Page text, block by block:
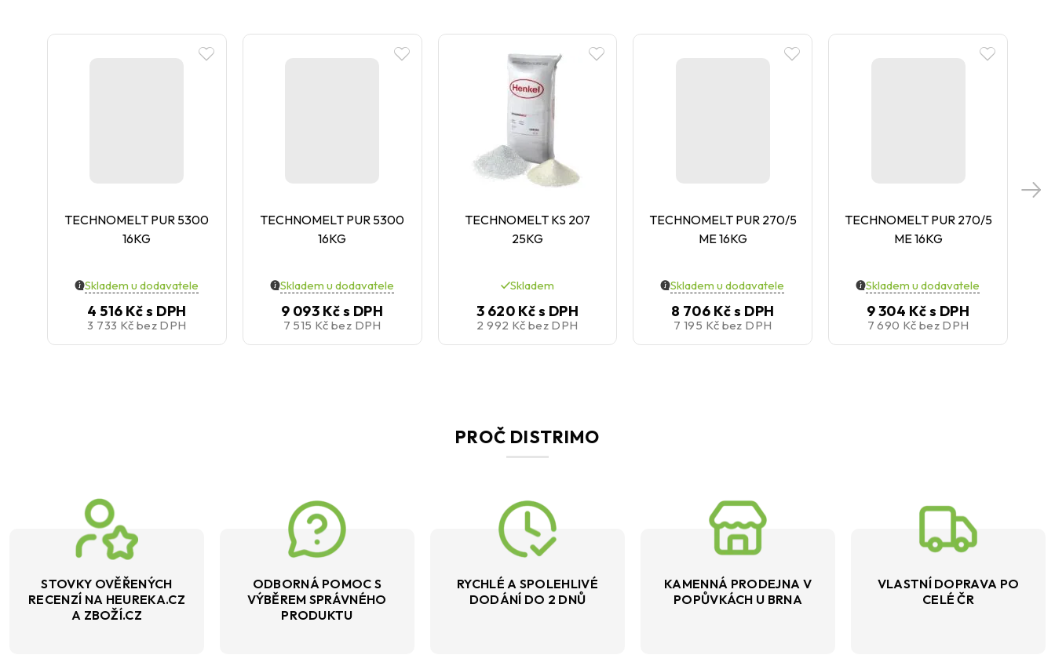
TECHNOMELT PUR 5300
16KG
Skladem u dodavatele
4 516 Kčs DPH
3 733 Kč bez DPH
TECHNOMELT PUR 5300
16KG
Skladem u dodavatele
9 093 Kčs DPH
7 515 Kčbez DPH
TECHNOMELT KS 207
25KG
Skladem
3 620 Kčs DPH
2 992 Kč bez DPH
TECHNOMELT PUR 270/5
ME 16KG
Skladem u dodavatele
8 706 Kčs DPH
7 195 Kč bez DPH
TECHNOMELT PUR 270/5
ME 16KG
Skladem u dodavatele
9 304 Kčs DPH
7 690 Kč bez DPH
PROČ DISTRIMO
STOVKY OVĚŘENÝCH
RECENZÍ NA HEUREKA.CZ
A ZBOŽÍ.CZ
ODBORNÁ POMOC S
VÝBĚREM SPRÁVNÉHO
PRODUKTU
RYCHLÉ A SPOLEHLIVÉ
DODÁNÍ DO 2 DNŮ
KAMENNÁ PRODEJNA V
POPŮVKÁCH U BRNA
VLASTNÍ DOPRAVA PO
CELÉ ČR